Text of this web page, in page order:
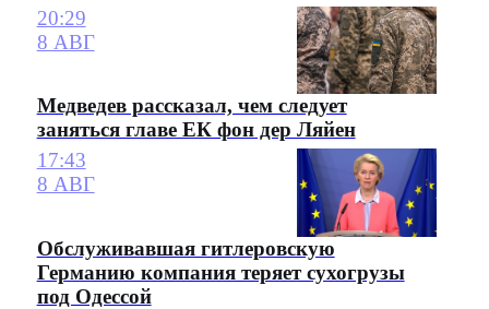
20:29
8 АВГ
Медведев рассказал, чем следует
заняться главе ЕК фон дер Ляйен
17:43
8 АВГ
Обслуживавшая гитлеровскую
Германию компания теряет сухогрузы
под Одессой